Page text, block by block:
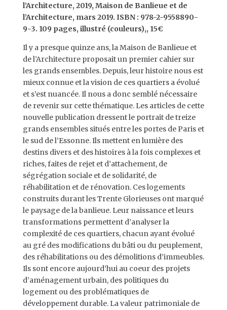
l’Architecture, 2019, Maison de Banlieue et de
l’Architecture, mars 2019. ISBN : 978-2-9558890-
9-3. 109 pages, illustré (couleurs),, 15€
Il y a presque quinze ans, la Maison de Banlieue et
de l’Architecture proposait un premier cahier sur
les grands ensembles. Depuis, leur histoire nous est
mieux connue et la vision de ces quartiers a évolué
et s’est nuancée. Il nous a donc semblé nécessaire
de revenir sur cette thématique. Les articles de cette
nouvelle publication dressent le portrait de treize
grands ensembles situés entre les portes de Paris et
le sud de l’Essonne. Ils mettent en lumière des
destins divers et des histoires à la fois complexes et
riches, faites de rejet et d’attachement, de
ségrégation sociale et de solidarité, de
réhabilitation et de rénovation. Ces logements
construits durant les Trente Glorieuses ont marqué
le paysage de la banlieue. Leur naissance et leurs
transformations permettent d’analyser la
complexité de ces quartiers, chacun ayant évolué
au gré des modifications du bâti ou du peuplement,
des réhabilitations ou des démolitions d’immeubles.
Ils sont encore aujourd’hui au coeur des projets
d’aménagement urbain, des politiques du
logement ou des problématiques de
développement durable. La valeur patrimoniale de